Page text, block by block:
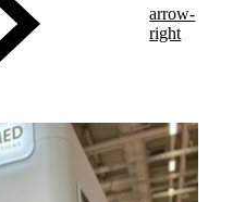
arrow-
right